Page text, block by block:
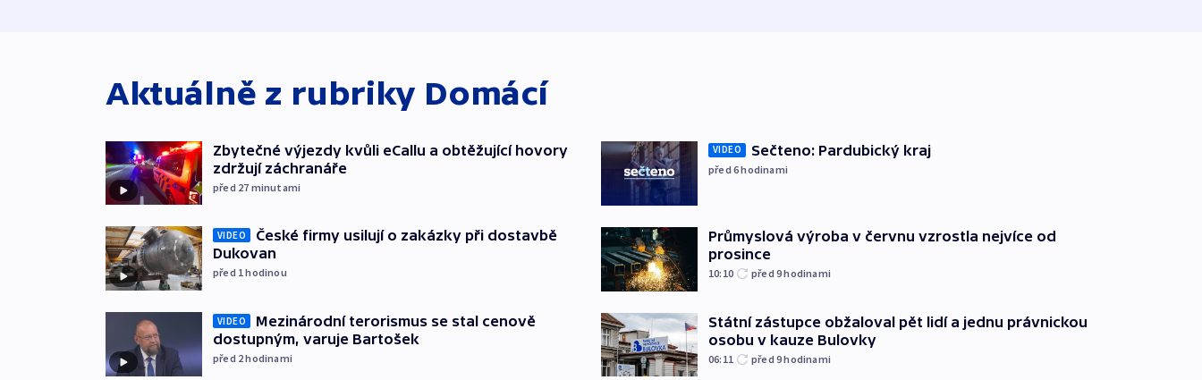
Aktuálně z rubriky Domácí
Zbytečné výjezdy kvůli eCallu a obtěžující hovory
zdržují záchranáře
před 27 minutami
VIDEO
České firmy usilují o zakázky při dostavbě
Dukovan
před 1hodinou
VIDEO
Mezinárodní terorismus se stal cenově
dostupným, varuje Bartošek
před 2hodinami
VIDEO Sečteno: Pardubický kraj
před 6hodinami
Průmyslová výroba v červnu vzrostla nejvíce od
prosince
10:10 před 9hodinami
Státní zástupce obžaloval pět lidí a jednu právnickou
osobu v kauze Bulovky
06:11 před 9hodinami